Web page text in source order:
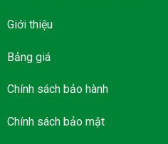
Giới thiệu
Bảng giá
Chính sách bảo hành
Chính sách bảo mật